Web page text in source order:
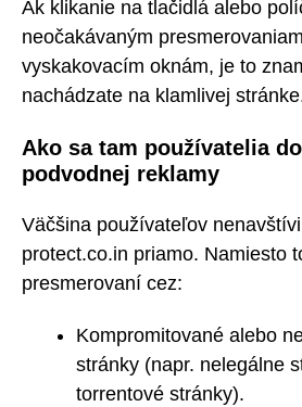
Ak klikanie na tlačidlá alebo
neočakávaným
vyskakovacím oknám, je to
nachádzate na klamlivej
Ako sa tam používatelia
podvodnej reklamy
Väčšina používateľov
protect.co.in priamo. Namiesto
presmerovaní cez:
Kompromitované alebo
stránky (napr. nelegálne
torrentové stránky).